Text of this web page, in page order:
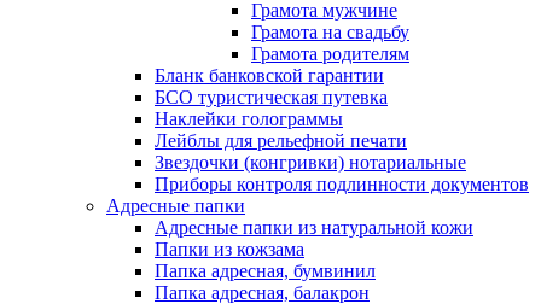
Грамота мужчине
Грамота на свадьбу
Грамота родителям
Бланк банковской гарантии
БСО туристическая путевка
Наклейки голограммы
Лейблы для рельефной печати
Звездочки (конгривки) нотариальные
Приборы контроля подлинности документов
Адресные папки
Адресные папки из натуральной кожи
Папки из кожзама
Папка адресная, бумвинил
Папка адресная, балакрон